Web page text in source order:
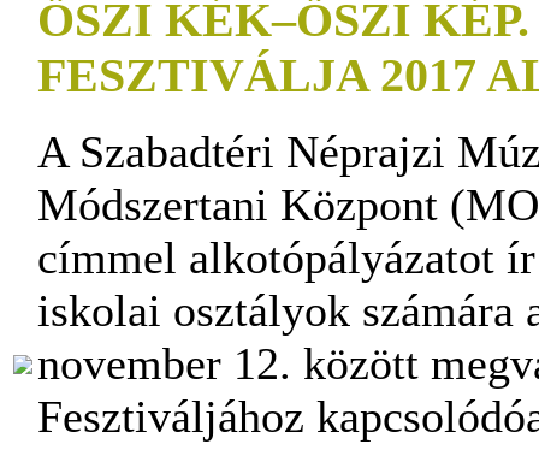
ŐSZI KÉK–ŐSZI
FESZTIVÁLJA 2017
A Szabadtéri Néprajzi
Módszertani Központ
címmel alkotópályázatot
iskolai osztályok számára
november 12. között
Fesztiváljához